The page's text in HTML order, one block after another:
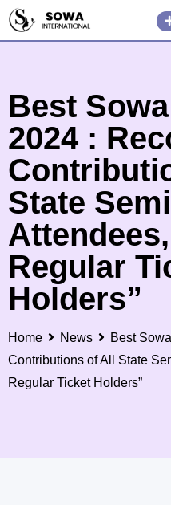
Skip
Best
2024 :
State
Regular
Holders”
Home News
Best
Contributions of All State
Regular Ticket Holders”